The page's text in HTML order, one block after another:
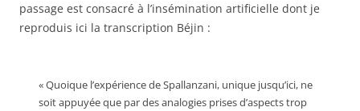
passage est consacré à l’insémination artificielle dont je
reproduis ici la transcription Béjin :
« Quoique l’expérience de Spallanzani, unique jusqu’ici, ne
soit appuyée que par des analogies prises d’aspects trop